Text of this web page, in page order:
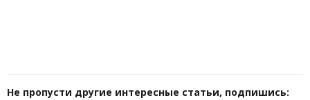
Не пропусти другие интересные статьи, подпишись: